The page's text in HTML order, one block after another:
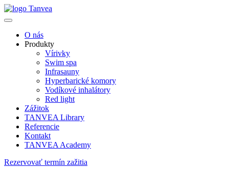
O nás
Produkty
Vírivky
Swim spa
Infrasauny
Hyperbarické komory
Vodíkové inhalátory
Red light
Zážitok
TANVEA Library
Referencie
Kontakt
TANVEA Academy
Rezervovať termín zažitia